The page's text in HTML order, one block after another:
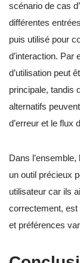
scénario de cas
différentes
puis utilisé pour
d’interaction. Par
d’utilisation peut
principale, tandis
alternatifs
d’erreur et le flux
Dans
un outil précieux
utilisateur car ils
correctement, est
et préférences